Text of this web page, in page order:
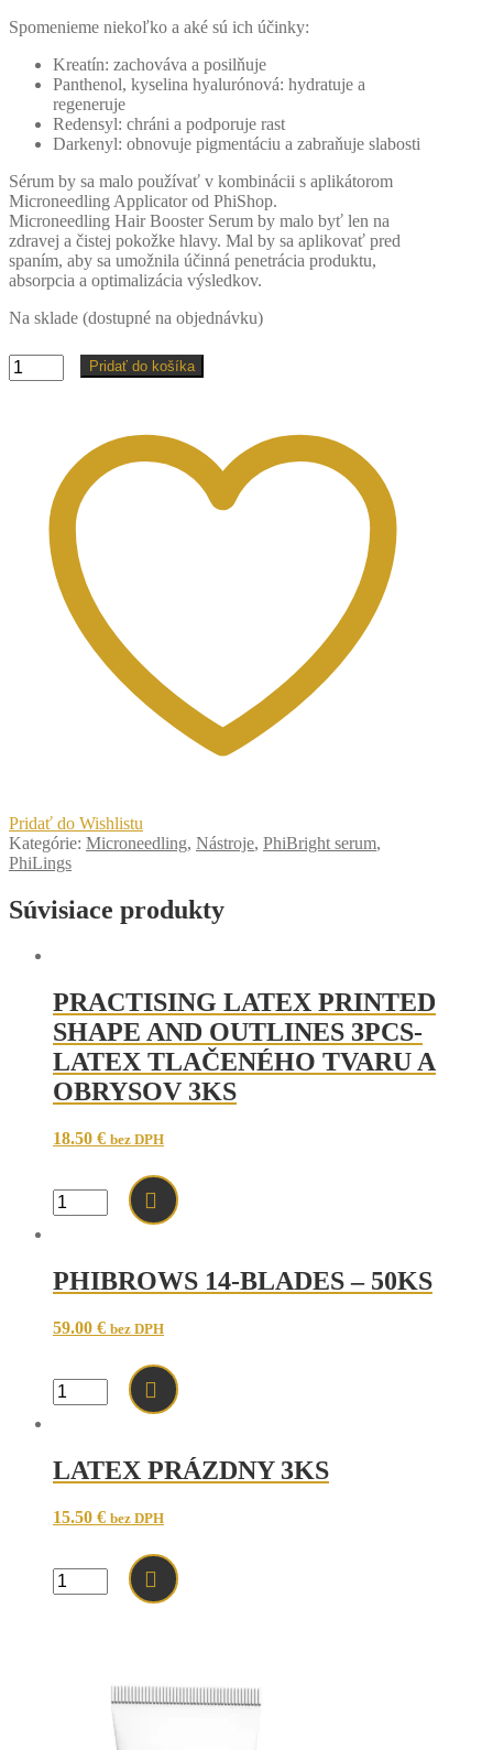
Spomenieme niekoľko a aké sú ich účinky:
Kreatín: zachováva a posilňuje
Panthenol, kyselina hyalurónová: hydratuje a
regeneruje
Redensyl: chráni a podporuje rast
Darkenyl: obnovuje pigmentáciu a zabraňuje slabosti
Sérum by sa malo používať v kombinácii s aplikátorom
Microneedling Applicator od PhiShop.
Microneedling Hair Booster Serum by malo byť len na
zdravej a čistej pokožke hlavy. Mal by sa aplikovať pred
spaním, aby sa umožnila účinná penetrácia produktu,
absorpcia a optimalizácia výsledkov.
Na sklade (dostupné na objednávku)
množstvo
Sérum
Pridať do košíka
Pridať do Wishlistu
Kategórie: Microneedling, Nástroje, PhiBright serum,
PhiLings
Súvisiace produkty
PRACTISING LATEX PRINTED
SHAPE AND OUTLINES 3PCS-
LATEX TLAČENÉHO TVARU A
OBRYSOV 3KS
18.50 € bez DPH
množstvo
PRACTISING
SHAPE
AND
3PCS-
TLAČENÉHO
TVARU
PHIBROWS 14-BLADES – 50KS
59.00 € bez DPH
množstvo
PHIBROWS
-
50KS
LATEX PRÁZDNY 3KS
15.50 € bez DPH
množstvo
LATEX